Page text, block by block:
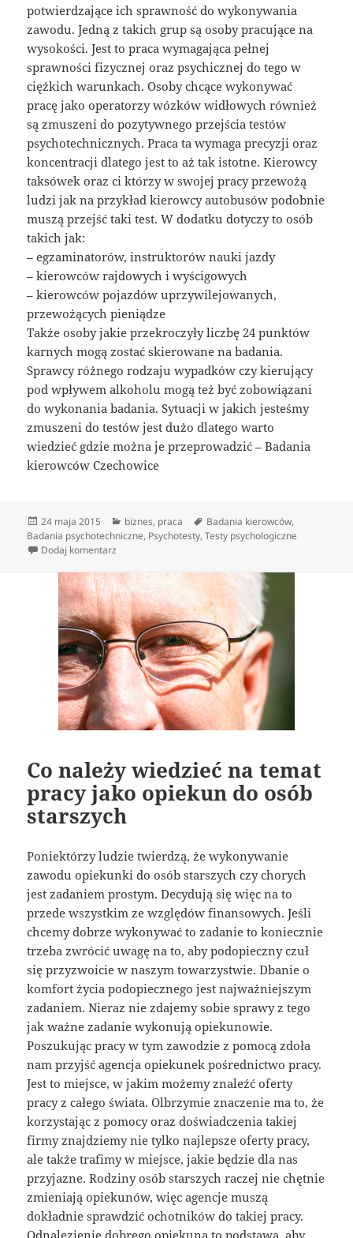
potwierdzające ich sprawność do wykonywania
zawodu. Jedną z takich grup są osoby pracujące na
wysokości. Jest to praca wymagająca pełnej
sprawności fizycznej oraz psychicznej do tego w
ciężkich warunkach. Osoby chcące wykonywać
pracę jako operatorzy wózków widłowych również
są zmuszeni do pozytywnego przejścia testów
psychotechnicznych. Praca ta wymaga precyzji oraz
koncentracji dlatego jest to aż tak istotne. Kierowcy
taksówek oraz ci którzy w swojej pracy przewożą
ludzi jak na przykład kierowcy autobusów podobnie
muszą przejść taki test. W dodatku dotyczy to osób
takich jak:
– egzaminatorów, instruktorów nauki jazdy
– kierowców rajdowych i wyścigowych
– kierowców pojazdów uprzywilejowanych,
przewożących pieniądze
Także osoby jakie przekroczyły liczbę 24 punktów
karnych mogą zostać skierowane na badania.
Sprawcy różnego rodzaju wypadków czy kierujący
pod wpływem alkoholu mogą też być zobowiązani
do wykonania badania. Sytuacji w jakich jesteśmy
zmuszeni do testów jest dużo dlatego warto
wiedzieć gdzie można je przeprowadzić – Badania
kierowców Czechowice
Data
publikacji
24 maja 2015 Kategorie
biznes, praca Tagi
Badania kierowców,
Badania psychotechniczne, Psychotesty,Testy psychologiczne
Dodaj komentarz
Co należy wiedzieć na temat
pracy jako opiekun do osób
starszych
Poniektórzy ludzie twierdzą, że wykonywanie
zawodu opiekunki do osób starszych czy chorych
jest zadaniem prostym. Decydują się więc na to
przede wszystkim ze względów finansowych. Jeśli
chcemy dobrze wykonywać to zadanie to koniecznie
trzeba zwrócić uwagę na to, aby podopieczny czuł
się przyzwoicie w naszym towarzystwie. Dbanie o
komfort życia podopiecznego jest najważniejszym
zadaniem. Nieraz nie zdajemy sobie sprawy z tego
jak ważne zadanie wykonują opiekunowie.
Poszukując pracy w tym zawodzie z pomocą zdoła
nam przyjść agencja opiekunek pośrednictwo pracy.
Jest to miejsce, w jakim możemy znaleźć oferty
pracy z całego świata. Olbrzymie znaczenie ma to, że
korzystając z pomocy oraz doświadczenia takiej
firmy znajdziemy nie tylko najlepsze oferty pracy,
ale także trafimy w miejsce, jakie będzie dla nas
przyjazne. Rodziny osób starszych raczej nie chętnie
zmieniają opiekunów, więc agencje muszą
dokładnie sprawdzić ochotników do takiej pracy.
Odnalezienie dobrego opiekuna to podstawa, aby